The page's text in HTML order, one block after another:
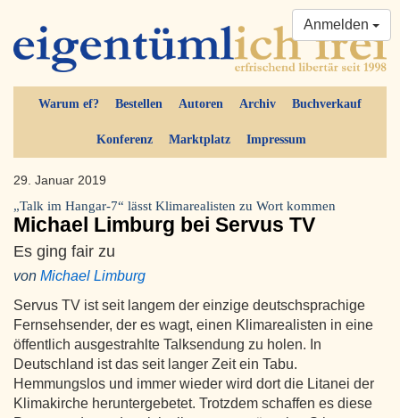
Warum ef? Bestellen Autoren Archiv Buchverkauf
Konferenz Marktplatz Impressum
Anmelden
29. Januar 2019
„Talk im Hangar-7“ lässt Klimarealisten zu Wort kommen
Michael Limburg bei Servus TV
Es ging fair zu
von Michael Limburg
Servus TV ist seit langem der einzige deutschsprachige
Fernsehsender, der es wagt, einen Klimarealisten in eine
öffentlich ausgestrahlte Talksendung zu holen. In
Deutschland ist das seit langer Zeit ein Tabu.
Hemmungslos und immer wieder wird dort die Litanei der
Klimakirche heruntergebetet. Trotzdem schaffen es diese